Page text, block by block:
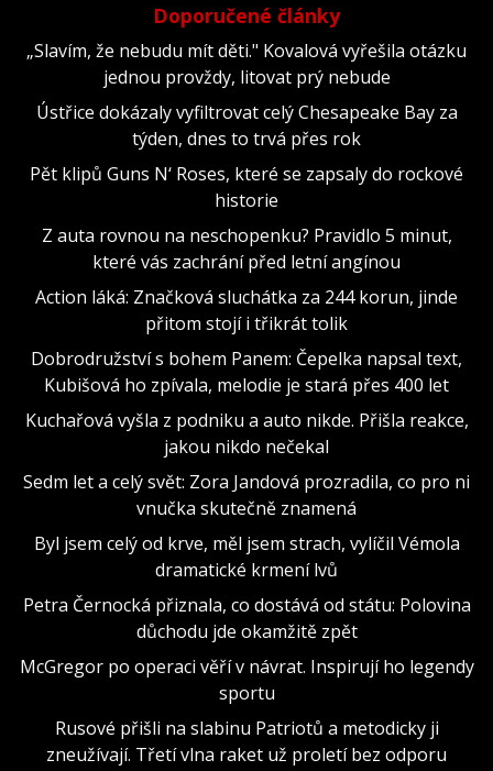
Doporučené články
„Slavím, že nebudu mít děti." Kovalová vyřešila otázku
jednou provždy, litovat prý nebude
Ústřice dokázaly vyfiltrovat celý Chesapeake Bay za
týden, dnes to trvá přes rok
Pět klipů Guns N‘ Roses, které se zapsaly do rockové
historie
Z auta rovnou na neschopenku? Pravidlo 5 minut,
které vás zachrání před letní angínou
Action láká: Značková sluchátka za 244 korun, jinde
přitom stojí i třikrát tolik
Dobrodružství s bohem Panem: Čepelka napsal text,
Kubišová ho zpívala, melodie je stará přes 400 let
Kuchařová vyšla z podniku a auto nikde. Přišla reakce,
jakou nikdo nečekal
Sedm let a celý svět: Zora Jandová prozradila, co pro ni
vnučka skutečně znamená
Byl jsem celý od krve, měl jsem strach, vylíčil Vémola
dramatické krmení lvů
Petra Černocká přiznala, co dostává od státu: Polovina
důchodu jde okamžitě zpět
McGregor po operaci věří v návrat. Inspirují ho legendy
sportu
Rusové přišli na slabinu Patriotů a metodicky ji
zneužívají. Třetí vlna raket už proletí bez odporu